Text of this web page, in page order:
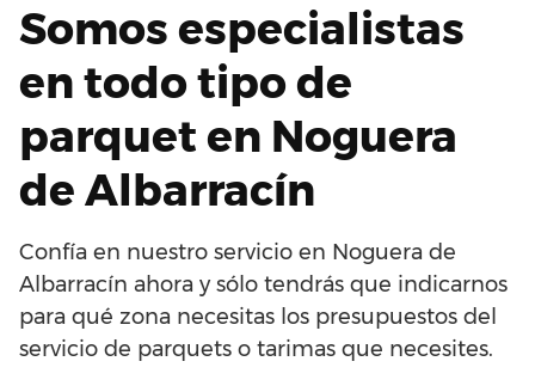
Somos especialistas
en todo tipo de
parquet en Noguera
de Albarracín
Confía en nuestro servicio en Noguera de
Albarracín ahora y sólo tendrás que indicarnos
para qué zona necesitas los presupuestos del
servicio de parquets o tarimas que necesites.